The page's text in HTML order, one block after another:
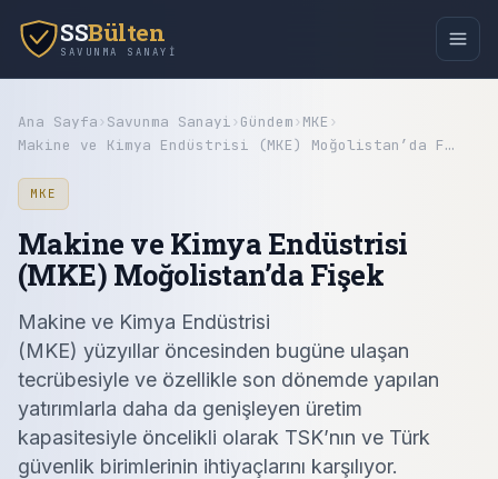
SSBülten
SAVUNMA SANAYI
Ana Sayfa› Savunma Sanayi› Gündem› MKE ›
Makine ve Kimya Endüstrisi (MKE) Moğolistan’da F…
MKE
Makine ve Kimya Endüstrisi
(MKE) Moğolistan’da Fişek
Makine ve Kimya Endüstrisi
(MKE) yüzyıllar öncesinden bugüne ulaşan
tecrübesiyle ve özellikle son dönemde yapılan
yatırımlarla daha da genişleyen üretim
kapasitesiyle öncelikli olarak TSK’nın ve Türk
güvenlik birimlerinin ihtiyaçlarını karşılıyor.